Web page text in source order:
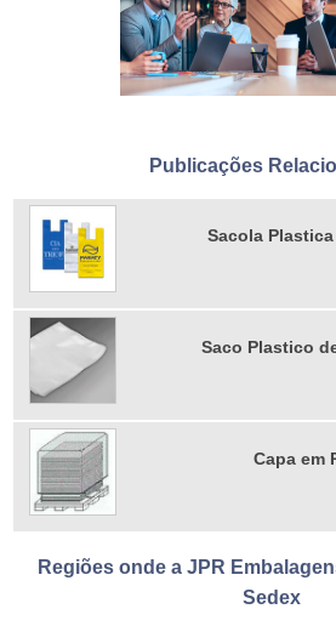
Publicações
Sacola
Saco Plastico
Capa em
Regiões onde a JPR
Sedex